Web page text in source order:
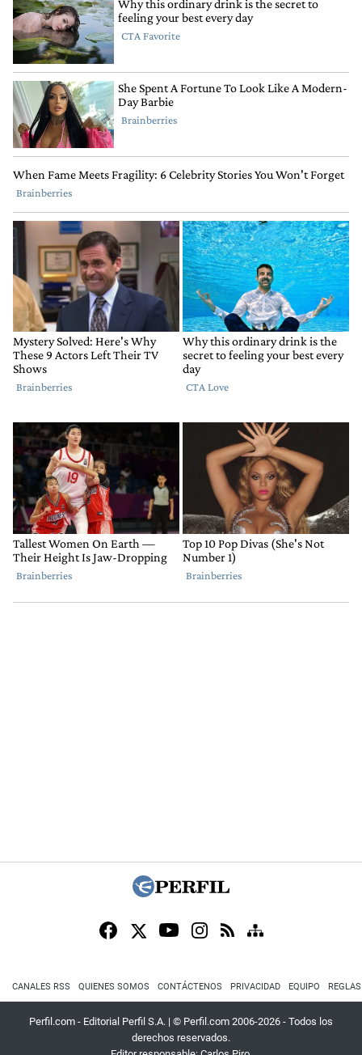
CANALES RSS QUIENES SOMOS CONTÁCTENOS PRIVACIDAD EQUIPO
Perfil.com - Editorial Perfil S.A. | © Perfil.com 2006-2026 - Todos los
derechos reservados.